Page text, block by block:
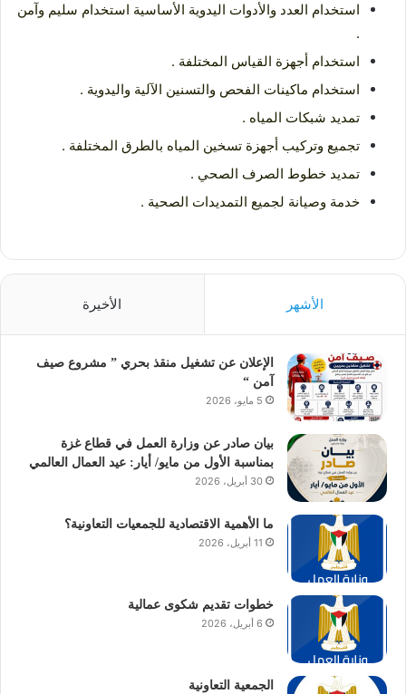
استخدام العدد والأدوات اليدوية الأساسية استخدام سليم وآمن
.
استخدام أجهزة القياس المختلفة .
استخدام ماكينات الفحص والتسنين الآلية واليدوية .
تمديد شبكات المياه .
تجميع وتركيب أجهزة تسخين المياه بالطرق المختلفة .
تمديد خطوط الصرف الصحي .
خدمة وصيانة لجميع التمديدات الصحية .
الأشهر الأخيرة
الإعلان عن تشغيل منقذ بحري ” مشروع صيف
آمن “
5 مايو، 2026
بيان صادر عن وزارة العمل في قطاع غزة
بمناسبة الأول من مايو/ أيار: عيد العمال العالمي
30 أبريل، 2026
ما الأهمية الاقتصادية للجمعيات التعاونية؟
11 أبريل، 2026
خطوات تقديم شكوى عمالية
6 أبريل، 2026
الجمعية التعاونية